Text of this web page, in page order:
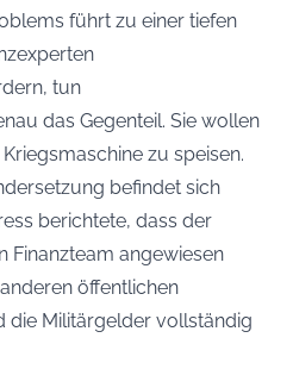
führt zu einer tiefen
tun
das Gegenteil. Sie wollen
zu speisen.
befindet sich
berichtete, dass der
Finanzteam angewiesen
öffentlichen
die Militärgelder vollständig